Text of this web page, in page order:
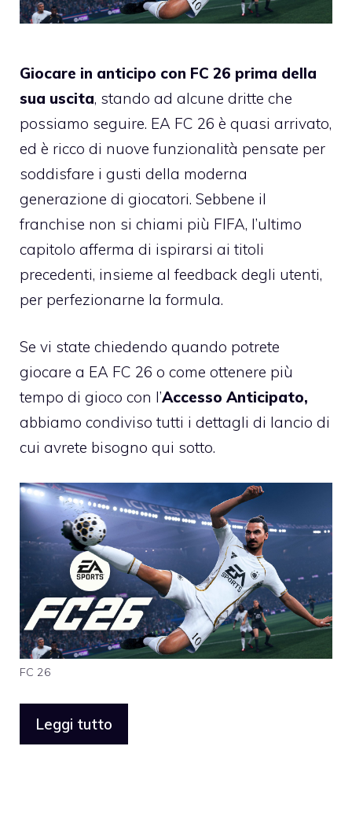
Giocare in anticipo con FC 26 prima della
sua uscita, stando ad alcune dritte che
possiamo seguire. EA FC 26 è quasi arrivato,
ed è ricco di nuove funzionalità pensate per
soddisfare i gusti della moderna
generazione di giocatori. Sebbene il
franchise non si chiami più FIFA, l’ultimo
capitolo afferma di ispirarsi ai titoli
precedenti, insieme al feedback degli utenti,
per perfezionarne la formula.
Se vi state chiedendo quando potrete
giocare a EA FC 26 o come ottenere più
tempo di gioco con l’Accesso Anticipato,
abbiamo condiviso tutti i dettagli di lancio di
cui avrete bisogno qui sotto.
FC 26
Leggi tutto